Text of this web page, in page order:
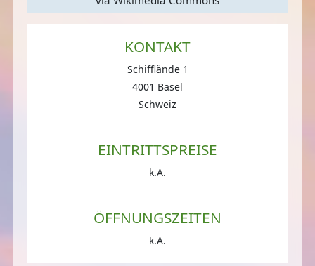
KONTAKT
Schifflände 1
4001 Basel
Schweiz
EINTRITTSPREISE
k.A.
ÖFFNUNGSZEITEN
k.A.